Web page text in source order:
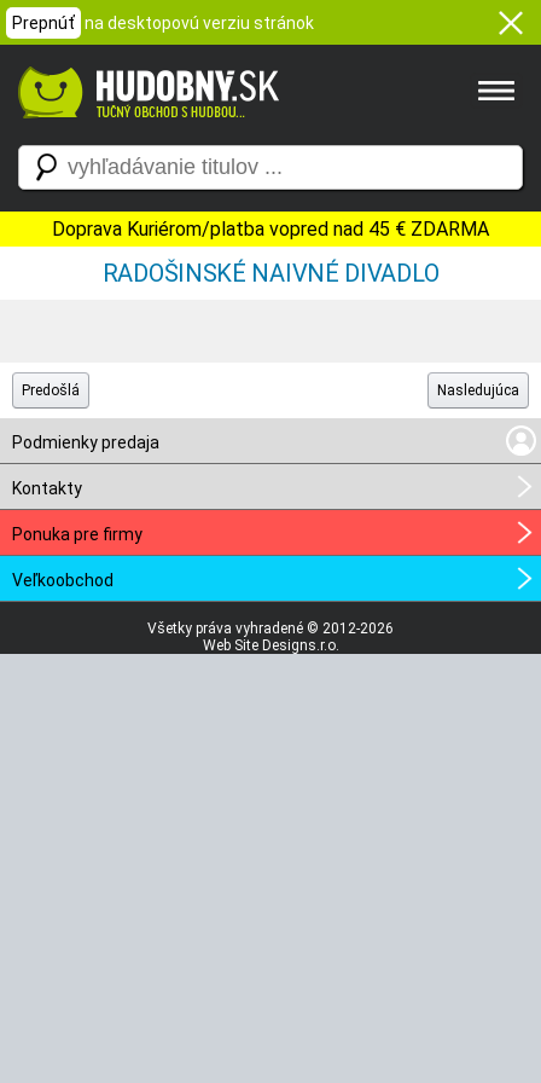
Prepnúť na desktopovú verziu stránok
Doprava Kuriérom/platba vopred nad 45 € ZDARMA
RADOŠINSKÉ NAIVNÉ DIVADLO
Predošlá Nasledujúca
Podmienky predaja
Kontakty
Ponuka pre firmy
Veľkoobchod
Všetky práva vyhradené © 2012-2026
Web Site Designs.r.o.